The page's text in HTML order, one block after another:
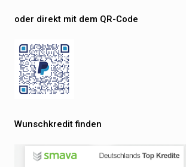
oder direkt mit dem QR-Code
Wunschkredit finden